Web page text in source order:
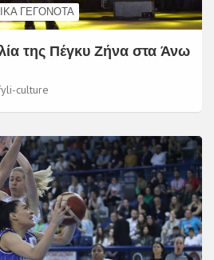
ΓΕΓΟΝΌΤΑ
της Πέγκυ Ζήνα στα Άνω
culture